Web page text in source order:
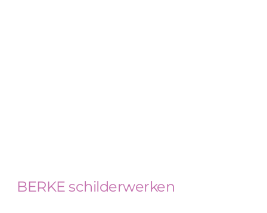
BERKE schilderwerken